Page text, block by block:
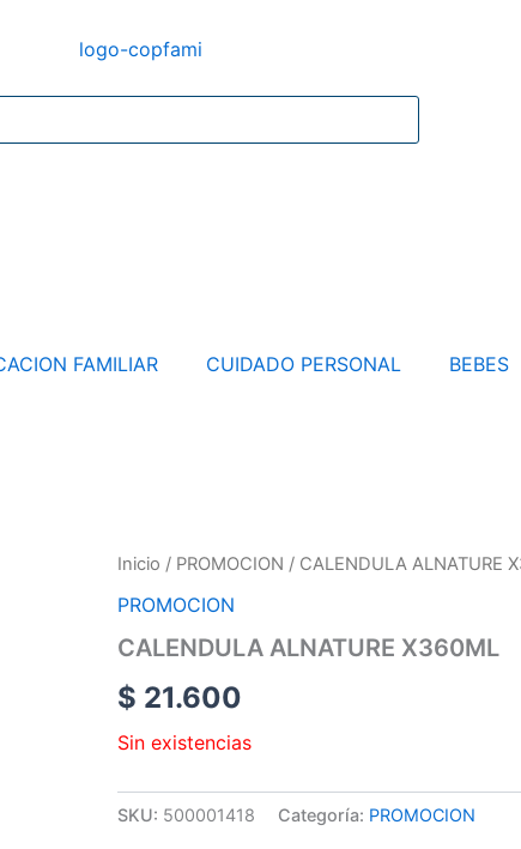
FAMILIAR CUIDADO PERSONAL BEBES
Inicio / PROMOCION / CALENDULA ALNATURE
PROMOCION
CALENDULA ALNATURE X360ML
$ 21.600
Sin existencias
SKU: 500001418 Categoría: PROMOCION